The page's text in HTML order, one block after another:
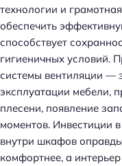
технологии и
обеспечить
способствует
гигиеничных условий.
системы вентиляции —
эксплуатации мебели,
плесени, появление
моментов. Инвестиции
внутри шкафов
комфортнее, а